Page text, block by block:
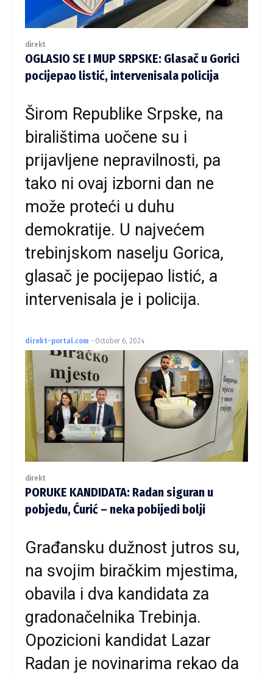
direkt
OGLASIO SE I MUP SRPSKE: Glasač u Gorici
pocijepao listić, intervenisala policija
Širom Republike Srpske, na
biralištima uočene su i
prijavljene nepravilnosti, pa
tako ni ovaj izborni dan ne
može proteći u duhu
demokratije. U najvećem
trebinjskom naselju Gorica,
glasač je pocijepao listić, a
intervenisala je i policija.
direkt-portal.com - October 6, 2024
direkt
PORUKE KANDIDATA: Radan siguran u
pobjedu, Ćurić – neka pobijedi bolji
Građansku dužnost jutros su,
na svojim biračkim mjestima,
obavila i dva kandidata za
gradonačelnika Trebinja.
Opozicioni kandidat Lazar
Radan je novinarima rekao da